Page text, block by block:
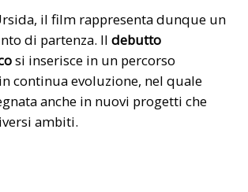
il film rappresenta dunque un
di partenza. Ildebutto
si inserisce in un percorso
continua evoluzione, nel quale
anche in nuovi progetti che
ambiti.